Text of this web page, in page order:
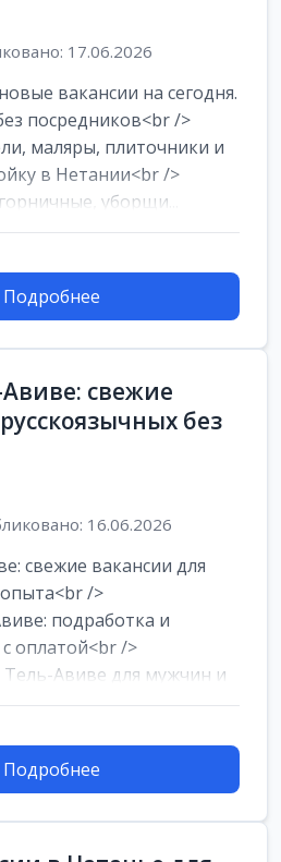
17.06.2026
вакансии на сегодня.
посредников<br />
маляры, плиточники и
в Нетании<br />
уборщи...
Подробнее
свежие
без
16.06.2026
свежие вакансии для
/>
подработка и
оплатой<br />
Авиве для мужчин и
Подробнее